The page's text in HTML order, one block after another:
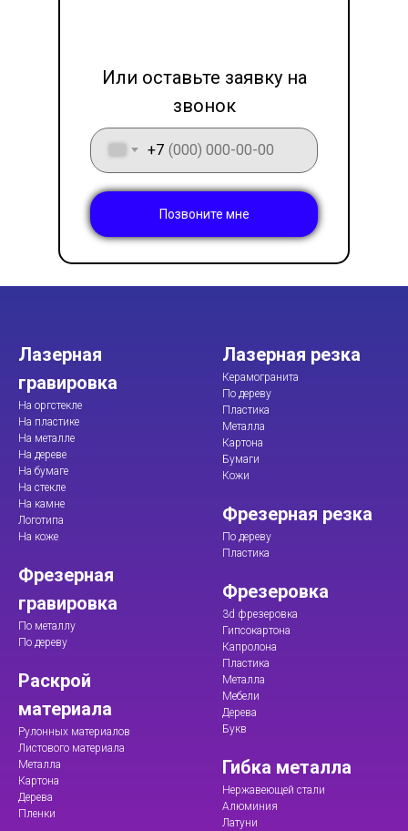
+7
Позвоните мне
Или оставьте заявку на
звонок
Лазерная
гравировка
На оргстекле
На пластике
На металле
На дереве
На бумаге
На стекле
На камне
Логотипа
На коже
Фрезерная
гравировка
По металлу
По дереву
Раскрой
материала
Рулонных материалов
Листового материала
Металла
Картона
Дерева
Пленки
Лазерная резка
Керамогранита
По дереву
Пластика
Металла
Картона
Бумаги
Кожи
Фрезерная резка
По дереву
Пластика
Фрезеровка
3d фрезеровка
Гипсокартона
Капролона
Пластика
Металла
Мебели
Дерева
Букв
Гибка металла
Нержавеющей стали
Алюминия
Латуни